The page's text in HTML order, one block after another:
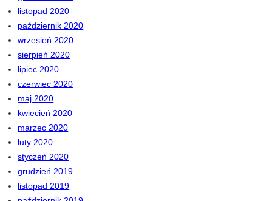
listopad 2020
październik 2020
wrzesień 2020
sierpień 2020
lipiec 2020
czerwiec 2020
maj 2020
kwiecień 2020
marzec 2020
luty 2020
styczeń 2020
grudzień 2019
listopad 2019